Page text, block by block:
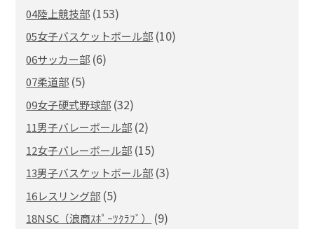
04陸上競技部 (153)
05女子バスケットボール部 (10)
06サッカー部 (6)
07柔道部 (5)
09女子硬式野球部 (32)
11男子バレーボール部 (2)
12女子バレーボール部 (15)
13男子バスケットボール部 (3)
16レスリング部 (5)
18NSC（浪商ｽﾎﾟｰﾂｸﾗﾌﾞ） (9)